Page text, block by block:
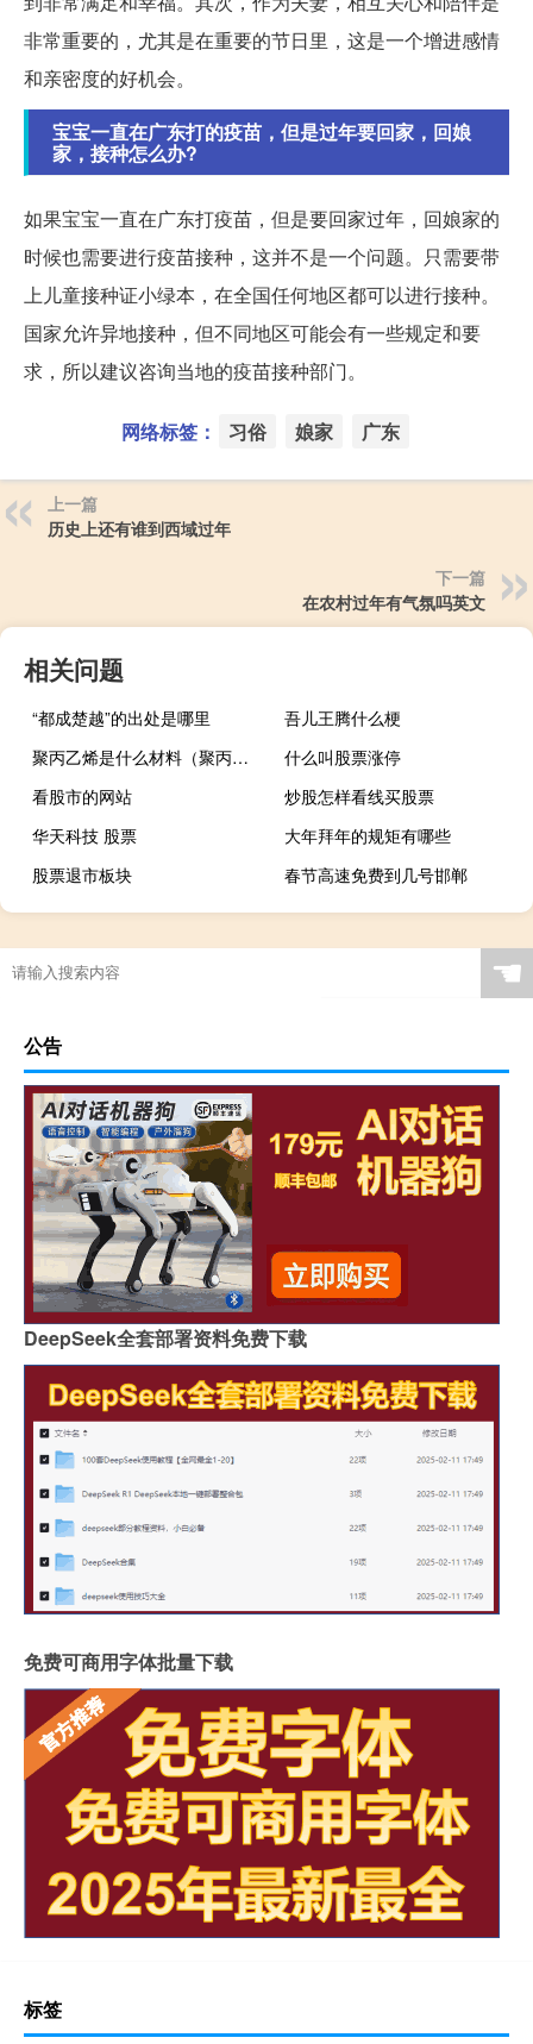
非常重要的，尤其是在重要的节日里，这是一个增进感情
和亲密度的好机会。
宝宝一直在广东打的疫苗，但是过年要回家，回娘
家，接种怎么办?
如果宝宝一直在广东打疫苗，但是要回家过年，回娘家的
时候也需要进行疫苗接种，这并不是一个问题。只需要带
上儿童接种证小绿本，在全国任何地区都可以进行接种。
国家允许异地接种，但不同地区可能会有一些规定和要
求，所以建议咨询当地的疫苗接种部门。
网络标签： 习俗 娘家 广东
上一篇
历史上还有谁到西域过年
下一篇
在农村过年有气氛吗英文
相关问题
“都成楚越”的出处是哪里
吾儿王腾什么梗
聚丙乙烯是什么材料（聚丙乙烯）
什么叫股票涨停
看股市的网站
炒股怎样看线买股票
华天科技 股票
大年拜年的规矩有哪些
股票退市板块
春节高速免费到几号邯郸
☚
公告
DeepSeek全套部署资料免费下载
免费可商用字体批量下载
标签